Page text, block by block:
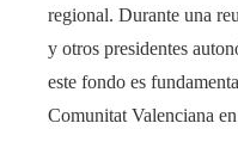
regional. Durante una
y otros presidentes
este fondo es
Comunitat Valenciana